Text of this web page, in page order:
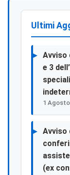
Ultimi
Avviso
e 3
1
Avviso
(ex